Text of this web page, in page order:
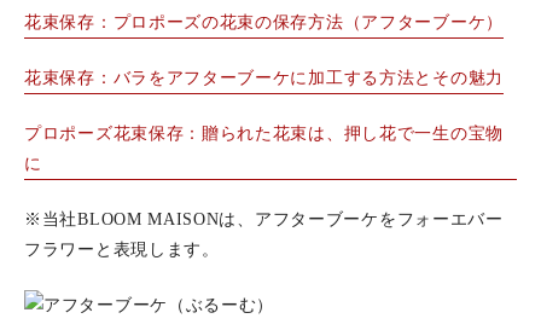
花束保存：プロポーズの花束の保存方法（アフターブーケ）
花束保存：バラをアフターブーケに加工する方法とその魅力
プロポーズ花束保存：贈られた花束は、押し花で一生の宝物
に
※当社BLOOM MAISONは、アフターブーケをフォーエバー
フラワーと表現します。